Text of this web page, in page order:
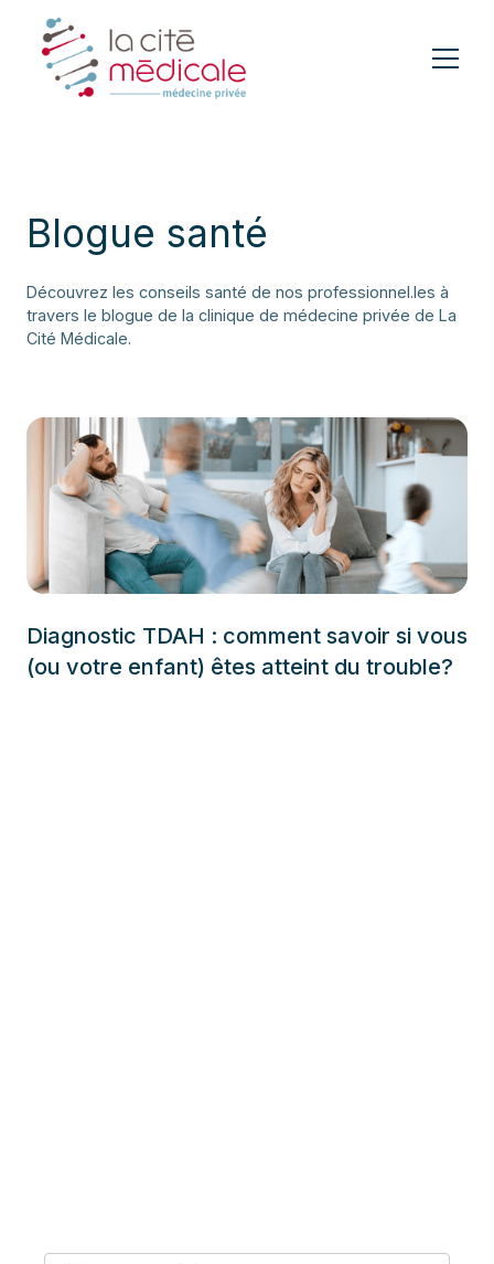
Blogue santé
Découvrez les conseils santé de nos professionnel.les à
travers le blogue de la clinique de médecine privée de La
Cité Médicale.
Diagnostic TDAH : comment savoir si vous
(ou votre enfant) êtes atteint du trouble?